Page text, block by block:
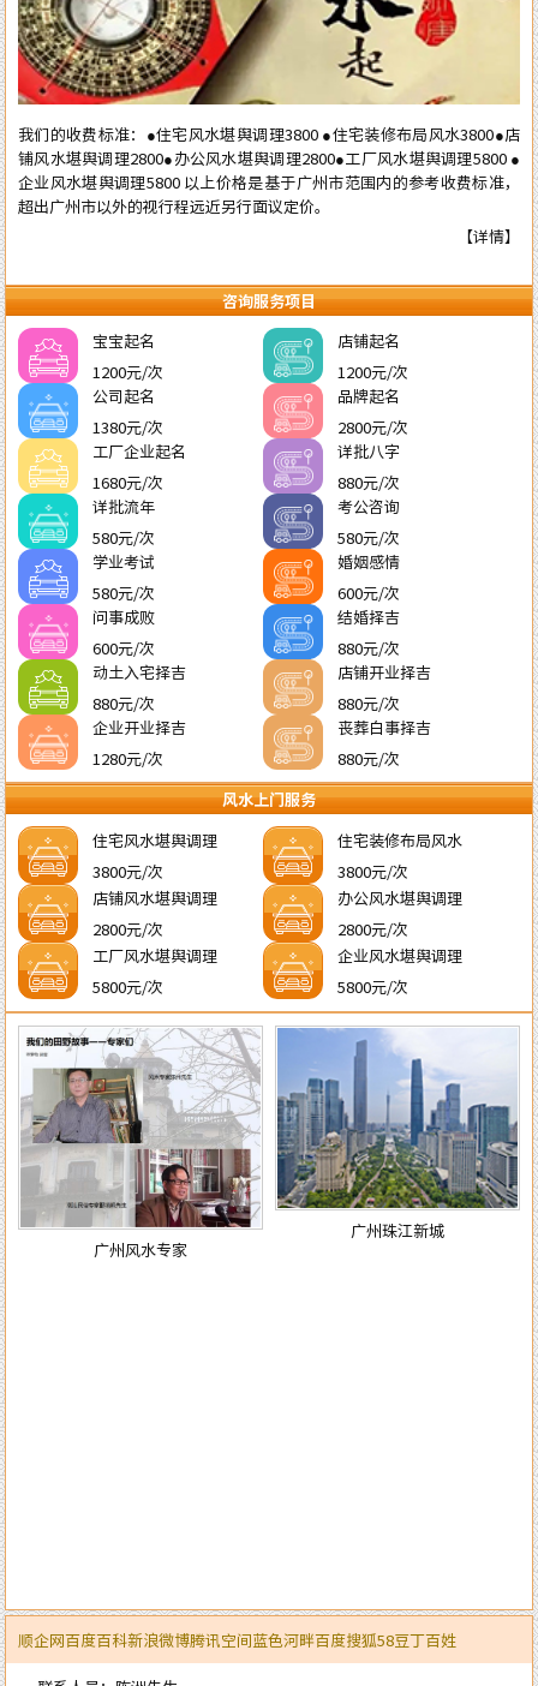
我们的收费标准：●住宅风水堪舆调理3800 ●住宅装修布局风水3800●店
铺风水堪舆调理2800●办公风水堪舆调理2800●工厂风水堪舆调理5800 ●
企业风水堪舆调理5800 以上价格是基于广州市范围内的参考收费标准，
超出广州市以外的视行程远近另行面议定价。
【详情】
咨询服务项目
宝宝起名
1200元/次
店铺起名
1200元/次
公司起名
1380元/次
品牌起名
2800元/次
工厂企业起名
1680元/次
详批八字
880元/次
详批流年
580元/次
考公咨询
580元/次
学业考试
580元/次
婚姻感情
600元/次
问事成败
600元/次
结婚择吉
880元/次
动土入宅择吉
880元/次
店铺开业择吉
880元/次
企业开业择吉
1280元/次
丧葬白事择吉
880元/次
风水上门服务
住宅风水堪舆调理
3800元/次
住宅装修布局风水
3800元/次
店铺风水堪舆调理
2800元/次
办公风水堪舆调理
2800元/次
工厂风水堪舆调理
5800元/次
企业风水堪舆调理
5800元/次
广州风水专家
广州珠江新城
顺企网百度百科新浪微博腾讯空间蓝色河畔百度搜狐58豆丁百姓